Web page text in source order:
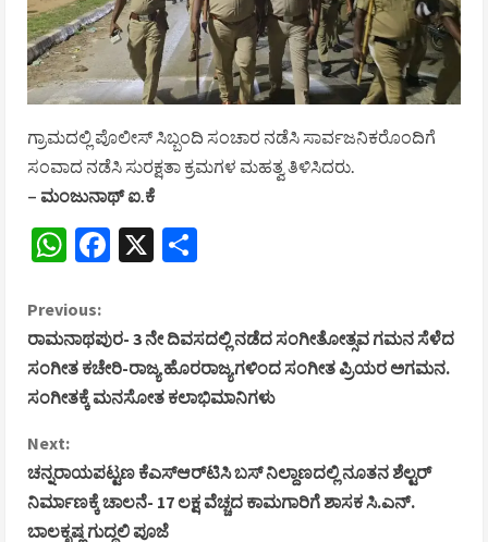
ಗ್ರಾಮದಲ್ಲಿ ಪೊಲೀಸ್ ಸಿಬ್ಬಂದಿ ಸಂಚಾರ ನಡೆಸಿ ಸಾರ್ವಜನಿಕರೊಂದಿಗೆ
ಸಂವಾದ ನಡೆಸಿ ಸುರಕ್ಷತಾ ಕ್ರಮಗಳ ಮಹತ್ವ ತಿಳಿಸಿದರು.
– ಮಂಜುನಾಥ್‌ ಐ.ಕೆ
WhatsApp
Facebook
X
C
o
n
t
i
Previous:
ರಾಮನಾಥಪುರ- 3 ನೇ ದಿವಸದಲ್ಲಿ ನಡೆದ ಸಂಗೀತೋತ್ಸವ ಗಮನ ಸೆಳೆದ
ಸಂಗೀತ ಕಚೇರಿ-ರಾಜ್ಯ ಹೊರರಾಜ್ಯಗಳಿಂದ ಸಂಗೀತ ಪ್ರಿಯರ ಅಗಮನ.
ಸಂಗೀತಕ್ಕೆ ಮನಸೋತ ಕಲಾಭಿಮಾನಿಗಳು
Next:
ಚನ್ನರಾಯಪಟ್ಟಣ ಕೆಎಸ್‌ಆರ್‌ಟಿಸಿ ಬಸ್ ನಿಲ್ದಾಣದಲ್ಲಿ ನೂತನ ಶೆಲ್ಟರ್
ನಿರ್ಮಾಣಕ್ಕೆ ಚಾಲನೆ- 17 ಲಕ್ಷ ವೆಚ್ಚದ ಕಾಮಗಾರಿಗೆ ಶಾಸಕ ಸಿ.ಎನ್.
ಬಾಲಕೃಷ್ಣ ಗುದ್ದಲಿ ಪೂಜೆ